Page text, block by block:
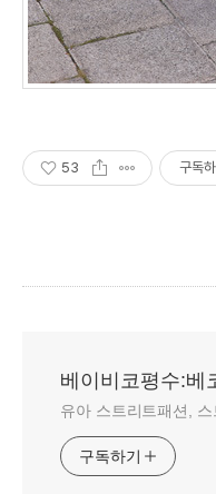
53 구독하
베이비코평수:베
유아 스트리트패션,
구독하기